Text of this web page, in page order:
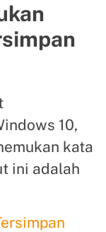
10,
kata
ini adalah